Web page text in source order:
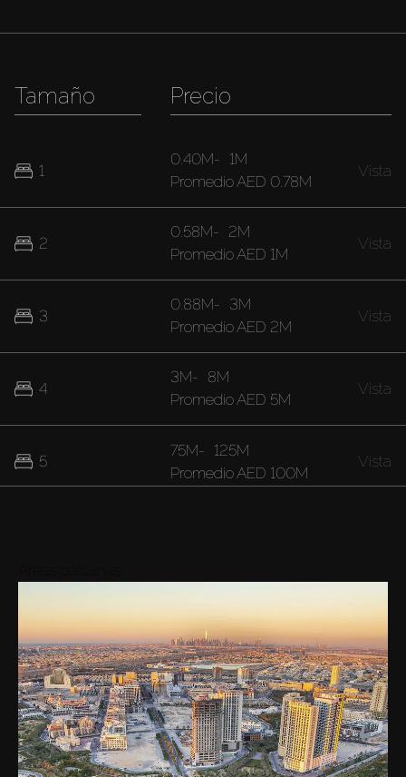
Tamaño
1
2
3
4
5
Precio
0.40M- 1M
PromedioAED 0.78M
Vista
0.58M- 2M
PromedioAED 1M
Vista
0.88M- 3M
PromedioAED 2M
Vista
3M- 8M
PromedioAED 5M
Vista
75M- 125M
Promedio AED 100M
Vista